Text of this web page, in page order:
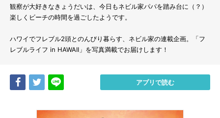
観察が大好きなきょうだいは、今日もネビル家パパを踏み台に（？）
楽しくビーチの時間を過ごしたようです。
ハワイでフレブル2頭とのんびり暮らす、ネビル家の連載企画。「フ
レブルライフ in HAWAII」を写真満載でお届けします！
Share Tweet アプリで読む